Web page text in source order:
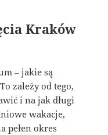
Kraków
– jakie są
zależy od tego,
i na jak długi
wakacje,
pełen okres